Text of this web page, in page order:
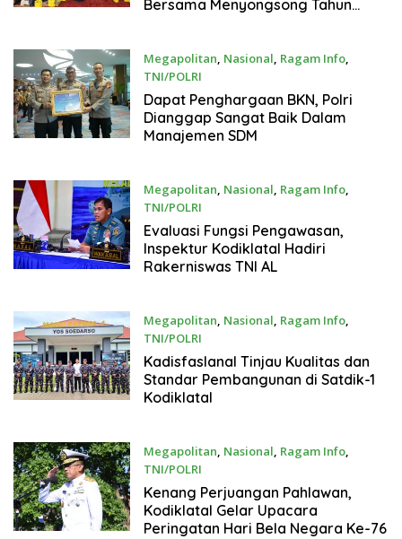
Bersama Menyongsong Tahun
Megapolitan, Nasional, Ragam Info,
TNI/POLRI
19 Desember 2024
Dapat Penghargaan BKN, Polri
Dianggap Sangat Baik Dalam
Manajemen SDM
Megapolitan, Nasional, Ragam Info,
TNI/POLRI
19 Desember 2024
Evaluasi Fungsi Pengawasan,
Inspektur Kodiklatal Hadiri
Rakerniswas TNI AL
Megapolitan, Nasional, Ragam Info,
TNI/POLRI
19 Desember 2024
Kadisfaslanal Tinjau Kualitas dan
Standar Pembangunan di Satdik-1
Kodiklatal
Megapolitan, Nasional, Ragam Info,
TNI/POLRI
19 Desember 2024
Kenang Perjuangan Pahlawan,
Kodiklatal Gelar Upacara
Peringatan Hari Bela Negara Ke-76